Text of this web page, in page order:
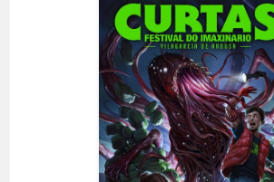
CURTAS – FESTIVAL DO
IMAXINARIO
Spain
COURTS-MÉTRAGES 20'<